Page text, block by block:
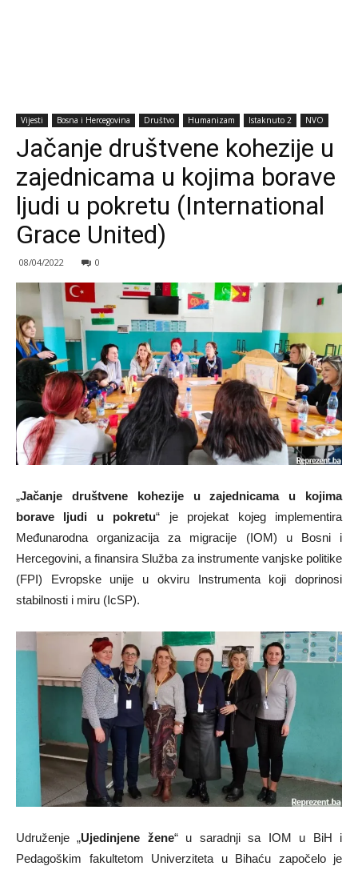
Vijesti Bosna i Hercegovina Društvo Humanizam Istaknuto 2 NVO
Jačanje društvene kohezije u
zajednicama u kojima borave
ljudi u pokretu (International
Grace United)
08/04/2022 0
„Jačanje društvene kohezije u zajednicama u kojima
borave ljudi u pokretu“ je projekat kojeg implementira
Međunarodna organizacija za migracije (IOM) u Bosni i
Hercegovini, a finansira Služba za instrumente vanjske politike
(FPI) Evropske unije u okviru Instrumenta koji doprinosi
stabilnosti i miru (IcSP).
Udruženje „Ujedinjene žene“ u saradnji sa IOM u BiH i
Pedagoškim fakultetom Univerziteta u Bihaću započelo je